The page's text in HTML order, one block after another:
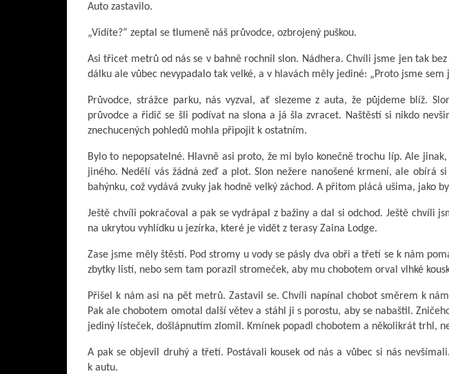
Auto zastavilo.
„Vidíte?“ zeptal se tlumeně náš průvodce, ozbrojený puškou.
Asi třicet metrů od nás se v bahně rochnil slon. Nádhera. Chvíli jsme jen tak
dálku ale vůbec nevypadalo tak velké, a v hlavách měly jediné: „Proto jsme sem
Průvodce, strážce parku, nás vyzval, ať slezeme z auta, že půjdeme blíž.
průvodce a řidič se šli podívat na slona a já šla zvracet. Naštěstí si nikdo
znechucených pohledů mohla připojit k ostatním.
Bylo to nepopsatelné. Hlavně asi proto, že mi bylo konečně trochu líp. Ale
jiného. Nedělí vás žádná zeď a plot. Slon nežere nanošené krmení, ale obírá
bahýnku, což vydává zvuky jak hodně velký záchod. A přitom plácá ušima, jako
Ještě chvíli pokračoval a pak se vydrápal z bažiny a dal si odchod. Ještě chvíli
na ukrytou vyhlídku u jezírka, které je vidět z terasy Zaina Lodge.
Zase jsme měly štěstí. Pod stromy u vody se pásly dva obři a třetí se k nám
zbytky listí, nebo sem tam porazil stromeček, aby mu chobotem orval vlhké
Přišel k nám asi na pět metrů. Zastavil se. Chvíli napínal chobot směrem k
Pak ale chobotem omotal další větev a stáhl ji s porostu, aby se nabaštil.
jediný lísteček, došlápnutím zlomil. Kmínek popadl chobotem a několikrát trhl,
A pak se objevil druhý a třetí. Postávali kousek od nás a vůbec si nás
k autu.